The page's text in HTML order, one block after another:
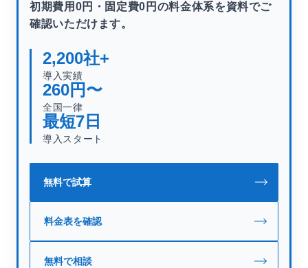
初期費用0円・固定費0円の料金体系を資料でご
確認いただけます。
2,200社+
導入実績
260円〜
全国一律
最短7 日
導入スタート
無料で試算
料金表を確認
無料で相談